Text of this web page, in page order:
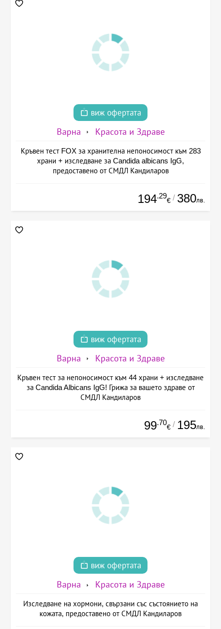
виж офертата
Варна Красота и Здраве
Кръвен тест FOX за хранителна непоносимост към 283
храни + изследване за Candida albicans IgG,
предоставено от СМДЛ Кандиларов
194.29
€ / 380лв.
виж офертата
Варна Красота и Здраве
Кръвен тест за непоносимост към 44 храни + изследване
за Candida Albicans IgG! Грижа за вашето здраве от
СМДЛ Кандиларов
99.70
€ / 195лв.
виж офертата
Варна Красота и Здраве
Изследване на хормони, свързани със състоянието на
кожата, предоставено от СМДЛ Кандиларов